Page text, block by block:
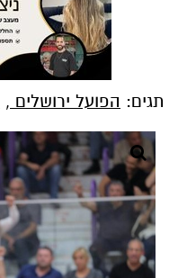
תגים: הפועל ירושלים ,